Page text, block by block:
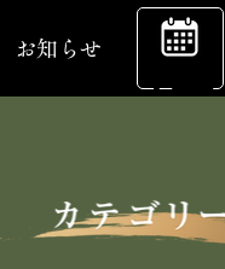
お知らせ
宿
泊